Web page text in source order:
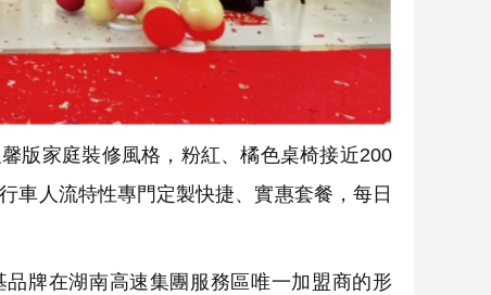
版家庭裝修風格，粉紅、橘色桌椅接近200
車人流特性專門定製快捷、實惠套餐，每日
牌在湖南高速集團服務區唯一加盟商的形